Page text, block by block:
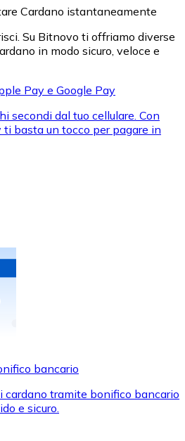
in contanti e altri mezzi di
per acquistare
Cardano istantaneamente
Su Bitnovo ti offriamo diverse
in modo sicuro, veloce e
Pay e Google Pay
secondi dal tuo cellulare. Con
basta un tocco per pagare in
bancario
cardano tramite bonifico bancario
e sicuro.